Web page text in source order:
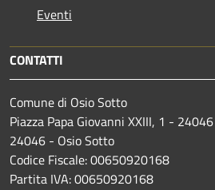
Eventi
CONTATTI
Comune di Osio Sotto
Piazza Papa Giovanni XXIII, 1 -
24046 - Osio Sotto
Codice Fiscale: 00650920168
Partita IVA: 00650920168